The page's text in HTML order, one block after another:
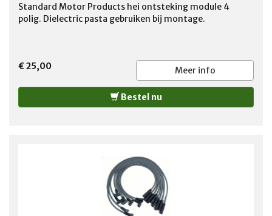
Standard Motor Products hei ontsteking module 4
polig. Dielectric pasta gebruiken bij montage.
€ 25,00 Meer info
Bestel nu